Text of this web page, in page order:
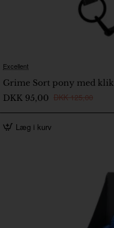
Excellent
Grime Sort pony med
DKK 95,00 DKK 125,00
Læg i kurv